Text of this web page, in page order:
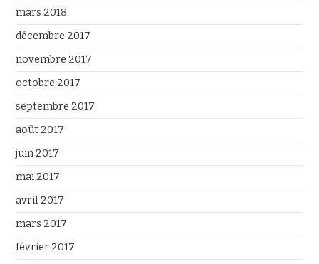
mars 2018
décembre 2017
novembre 2017
octobre 2017
septembre 2017
août 2017
juin 2017
mai 2017
avril 2017
mars 2017
février 2017